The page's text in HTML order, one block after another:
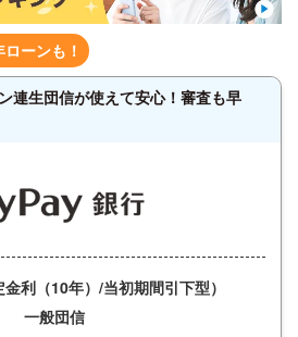
ーンも！
連生団信が使えて安心！審査も早
利（10年）/当初期間引下型）
一般団信